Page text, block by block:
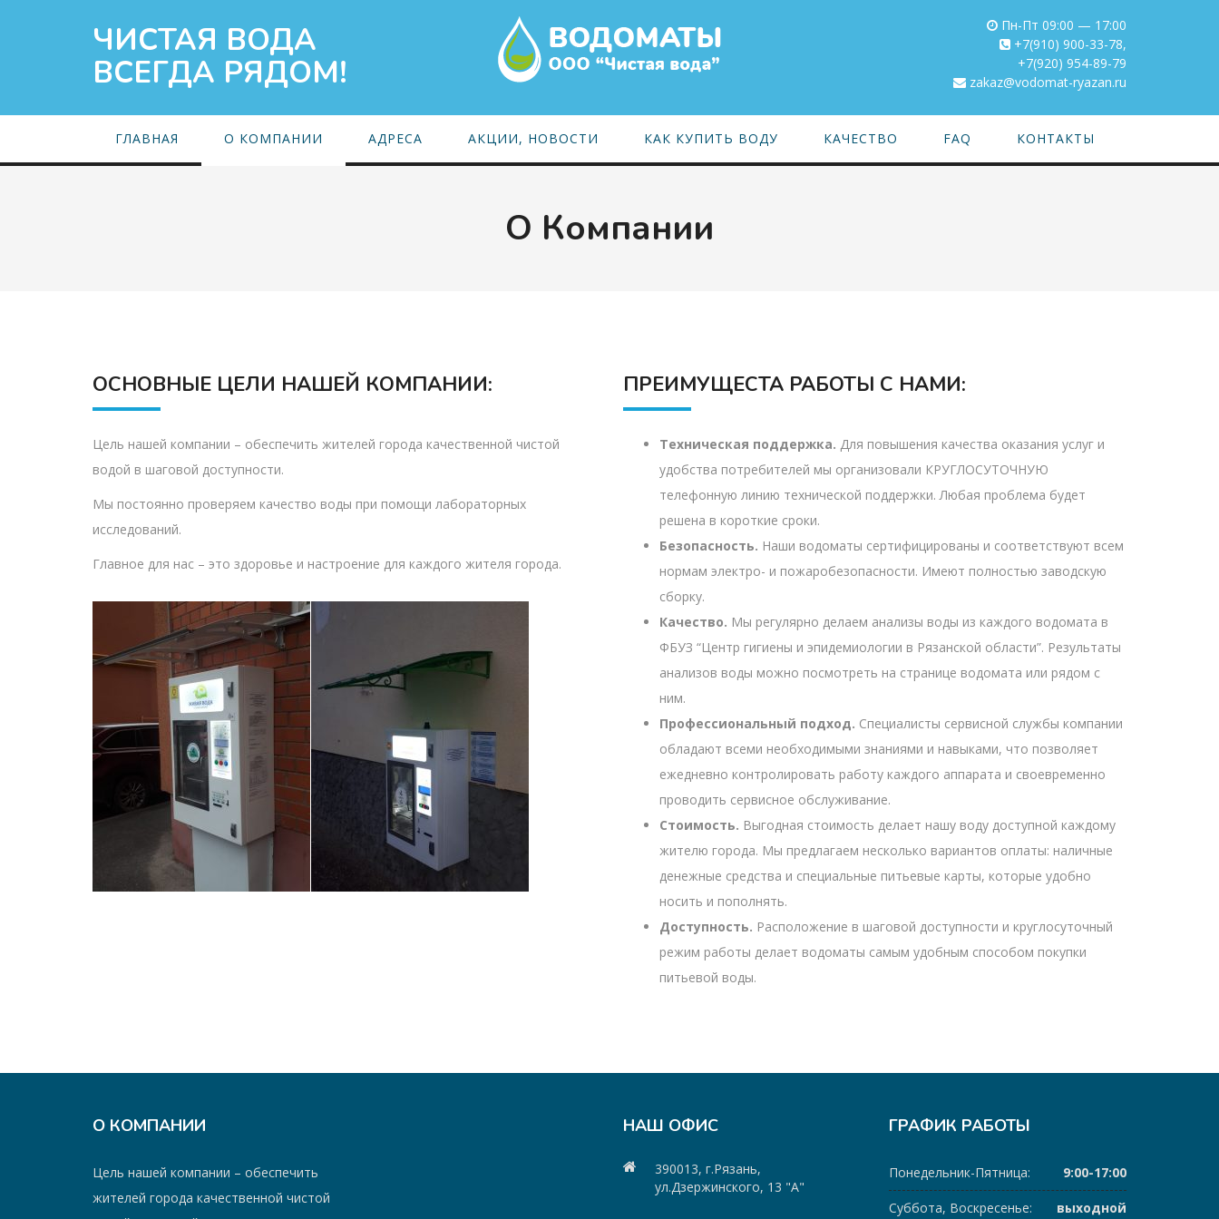
ЧИСТАЯ ВОДА
ВСЕГДА РЯДОМ!
Пн-Пт 09:00 — 17:00
+7(910) 900-33-78,
+7(920) 954-89-79
zakaz@vodomat-ryazan.ru
ГЛАВНАЯ О КОМПАНИИ АДРЕСА АКЦИИ, НОВОСТИ КАК КУПИТЬ ВОДУ КАЧЕСТВО FAQ КОНТАКТЫ
О Компании
ОСНОВНЫЕ ЦЕЛИ НАШЕЙ КОМПАНИИ:
Цель нашей компании – обеспечить жителей города качественной чистой
водой в шаговой доступности.
Мы постоянно проверяем качество воды при помощи лабораторных
исследований.
Главное для нас – это здоровье и настроение для каждого жителя города.
ПРЕИМУЩЕСТА РАБОТЫ С НАМИ:
Техническая поддержка. Для повышения качества оказания услуг и
удобства потребителей мы организовали КРУГЛОСУТОЧНУЮ
телефонную линию технической поддержки. Любая проблема будет
решена в короткие сроки.
Безопасность. Наши водоматы сертифицированы и соответствуют всем
нормам электро- и пожаробезопасности. Имеют полностью заводскую
сборку.
Качество. Мы регулярно делаем анализы воды из каждого водомата в
ФБУЗ “Центр гигиены и эпидемиологии в Рязанской области”. Результаты
анализов воды можно посмотреть на странице водомата или рядом с
ним.
Профессиональный подход. Специалисты сервисной службы компании
обладают всеми необходимыми знаниями и навыками, что позволяет
ежедневно контролировать работу каждого аппарата и своевременно
проводить сервисное обслуживание.
Стоимость. Выгодная стоимость делает нашу воду доступной каждому
жителю города. Мы предлагаем несколько вариантов оплаты: наличные
денежные средства и специальные питьевые карты, которые удобно
носить и пополнять.
Доступность. Расположение в шаговой доступности и круглосуточный
режим работы делает водоматы самым удобным способом покупки
питьевой воды.
О КОМПАНИИ
Цель нашей компании – обеспечить
жителей города качественной чистой
НАШ ОФИС
390013, г.Рязань,
ул.Дзержинского, 13 "А"
ГРАФИК РАБОТЫ
Понедельник-Пятница: 9:00-17:00
Суббота, Воскресенье: выходной